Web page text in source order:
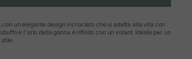
un elegante design incrociato che si adatta alla vita con
e l'orlo della gonna è rifinito con un volant. Ideale per un